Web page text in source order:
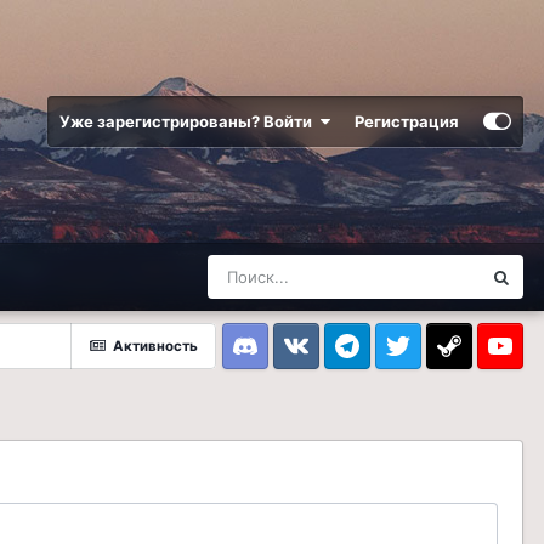
Уже зарегистрированы? Войти Регистрация
Активность
DiscordVK TelegramTwitter Steam